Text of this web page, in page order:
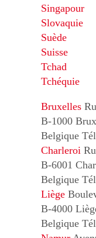
Singapour
Slovaquie
Suède
Suisse
Tchad
Tchéquie
Bruxelles
B-1000
Belgique
Charleroi
B-6001
Belgique
Liège
B-4000
Belgique